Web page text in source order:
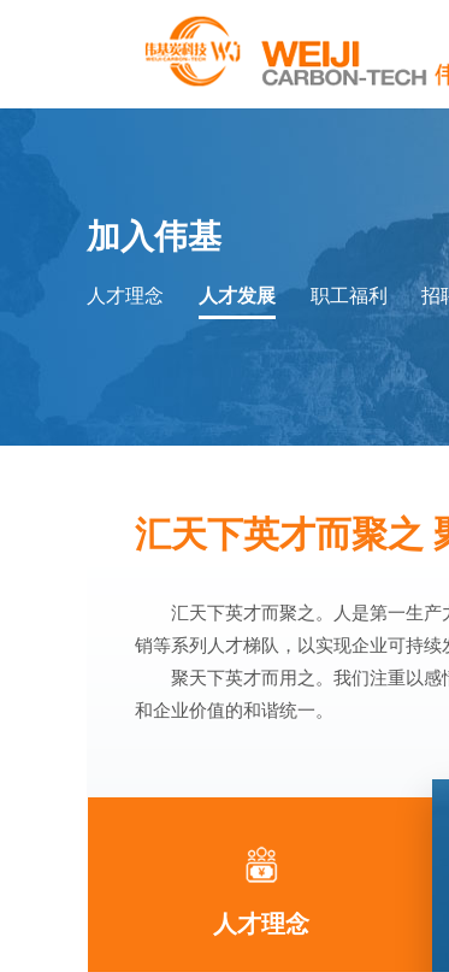
加入伟基
人才理念 人才发展 职工福利 招
汇天下英才而聚之
汇天下英才而聚之。人是第一生
销等系列人才梯队，以实现企业可持续
聚天下英才而用之。我们注重以
和企业价值的和谐统一。
人才理念